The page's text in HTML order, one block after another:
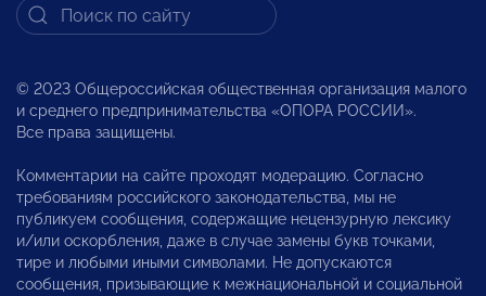
© 2023 Общероссийская общественная организация малого
и среднего предпринимательства «ОПОРА РОССИИ».
Все права защищены.
Комментарии на сайте проходят модерацию. Согласно
требованиям российского законодательства, мы не
публикуем сообщения, содержащие нецензурную лексику
и/или оскорбления, даже в случае замены букв точками,
тире и любыми иными символами. Не допускаются
сообщения, призывающие к межнациональной и социальной